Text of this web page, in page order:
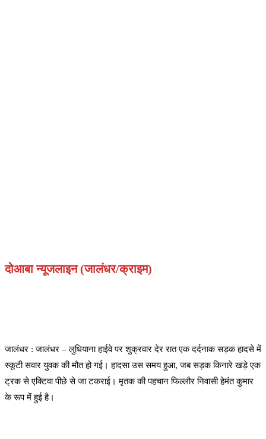
दोआबा न्यूजलाइन (जालंधर/क्राइम)
जालंधर : जालंधर – लुधियाना हाईवे पर शुक्रवार देर रात एक दर्दनाक सड़क हादसे में
स्कूटी सवार युवक की मौत हो गई। हादसा उस समय हुआ, जब सड़क किनारे खड़े एक
ट्रक से एक्टिवा पीछे से जा टकराई। मृतक की पहचान फिल्लौर निवासी हेमंत कुमार
के रूप में हुई है।